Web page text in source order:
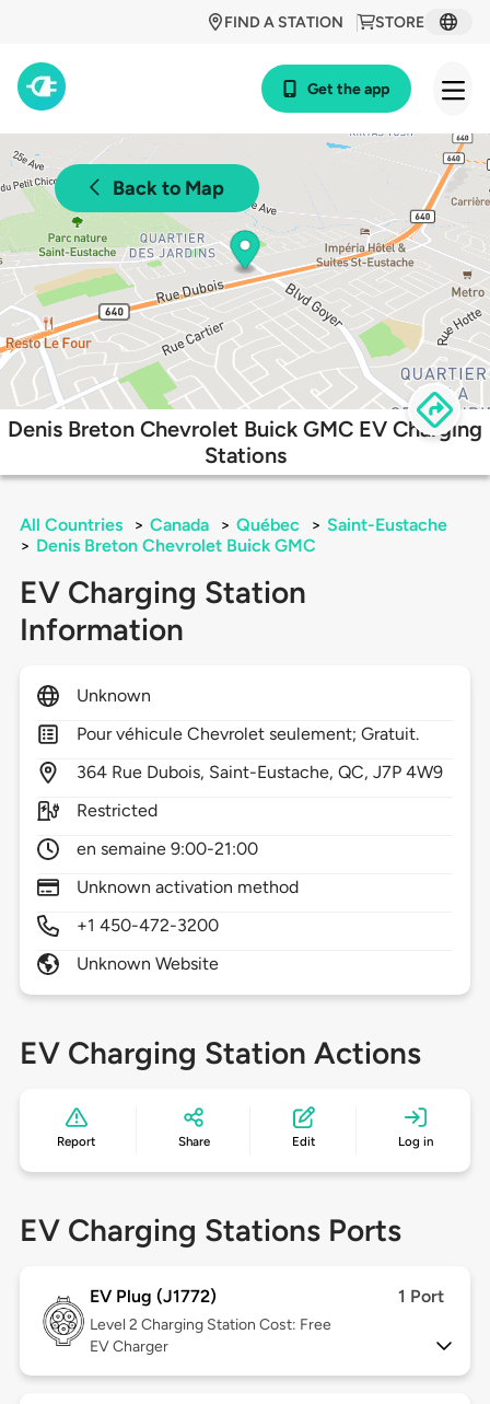
STORE
FIND A STATION
Get the app
Back to Map
Denis Breton Chevrolet Buick GMC EV Charging
Stations
All Countries > Canada > Québec > Saint-Eustache
> Denis Breton Chevrolet Buick GMC
EV Charging Station
Information
Unknown
Pour véhicule Chevrolet seulement; Gratuit.
364 Rue Dubois, Saint-Eustache,QC,J7P 4W9
Restricted
en semaine 9:00-21:00
Unknown activation method
+1 450-472-3200
Unknown Website
EV Charging Station Actions
Report Share Edit Log in
EV Charging Stations Ports
EV Plug (J1772) 1 Port
Level 2 Charging Station Cost: Free
EV Charger